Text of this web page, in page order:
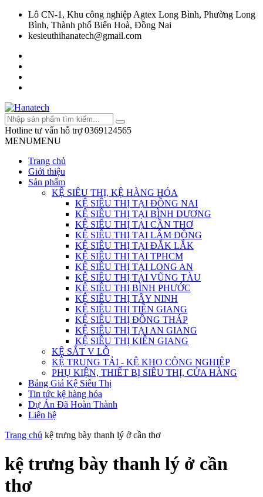
Lô CN-1, Khu công nghiệp Agtex Long Bình, Phường Long
Bình, Thành phố Biên Hoà, Đồng Nai
kesieuthihanatech@gmail.com
Hotline tư vấn hỗ trợ 0369124565
MENUMENU
Trang chủ
Giới thiệu
Sản phẩm
KỆ SIÊU THỊ, KỆ HÀNG HÓA
KỆ SIÊU THỊ TẠI ĐỒNG NAI
KỆ SIÊU THỊ TẠI BÌNH DƯƠNG
KỆ SIÊU THỊ TẠI CẦN THƠ
KỆ SIÊU THỊ TẠI LÂM ĐỒNG
KỆ SIÊU THỊ TẠI ĐẮK LẮK
KỆ SIÊU THỊ TẠI TPHCM
KỆ SIÊU THỊ TẠI LONG AN
KỆ SIÊU THỊ TẠI VŨNG TÀU
KỆ SIÊU THỊ BÌNH PHƯỚC
KỆ SIÊU THỊ TÂY NINH
KỆ SIÊU THỊ TIỀN GIANG
KỆ SIÊU THỊ ĐỒNG THÁP
KỆ SIÊU THỊ TẠI AN GIANG
KỆ SIÊU THỊ KIÊN GIANG
KỆ SẮT V LỖ
KỆ TRUNG TẢI - KỆ KHO CÔNG NGHIỆP
PHỤ KIỆN, THIẾT BỊ SIÊU THỊ, CỬA HÀNG
Bảng Giá Kệ Siêu Thị
Tin tức kệ hàng hóa
Dự Án Đã Hoàn Thành
Liên hệ
Trang chủ kệ trưng bày thanh lý ở cần thơ
kệ trưng bày thanh lý ở cần
thơ